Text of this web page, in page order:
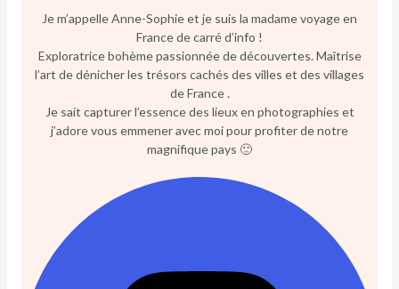
Je m’appelle Anne-Sophie et je suis la madame voyage en
France de carré d’info !
Exploratrice bohème passionnée de découvertes. Maîtrise
l’art de dénicher les trésors cachés des villes et des villages
de France .
Je sait capturer l’essence des lieux en photographies et
j’adore vous emmener avec moi pour profiter de notre
magnifique pays 🙂